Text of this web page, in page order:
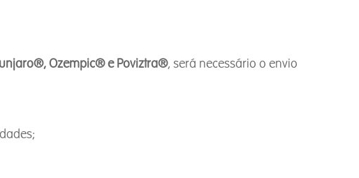
Ozempic® e Poviztra®, será necessário o envio